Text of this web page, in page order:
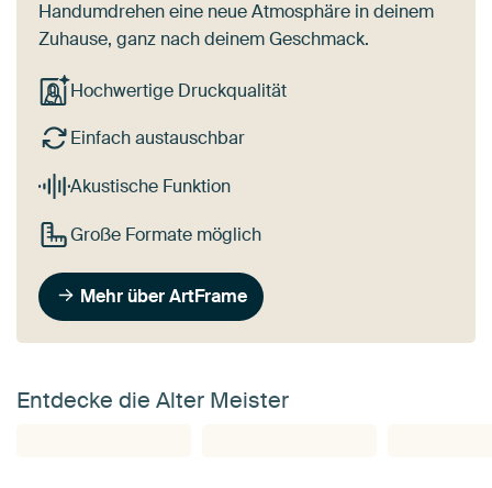
Handumdrehen eine neue Atmosphäre in deinem
Zuhause, ganz nach deinem Geschmack.
Hochwertige Druckqualität
Einfach austauschbar
Akustische Funktion
Große Formate möglich
Mehr über ArtFrame
Entdecke die Alter Meister